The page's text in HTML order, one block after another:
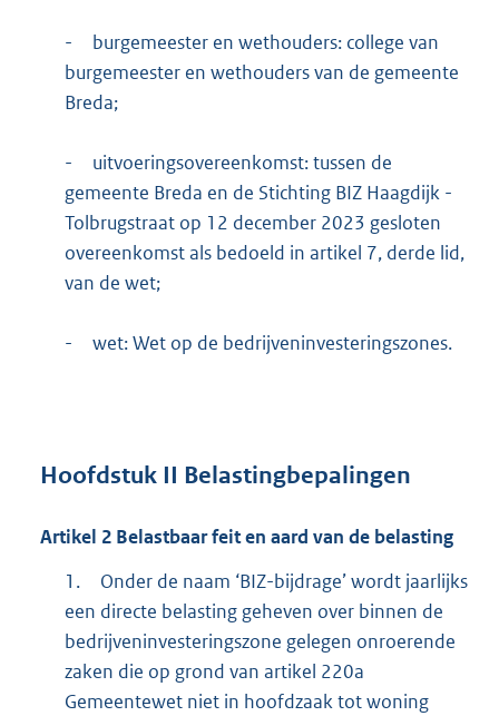
-
burgemeester en wethouders: college van
burgemeester en wethouders van de gemeente
Breda;
-
uitvoeringsovereenkomst: tussen de
gemeente Breda en de Stichting BIZ Haagdijk -
Tolbrugstraat op 12 december 2023 gesloten
overeenkomst als bedoeld in artikel 7, derde lid,
van de wet;
- wet: Wet op de bedrijveninvesteringszones.
Hoofdstuk II Belastingbepalingen
Artikel 2 Belastbaar feit en aard van de belasting
1.
Onder de naam ‘BIZ-bijdrage’ wordt jaarlijks
een directe belasting geheven over binnen de
bedrijveninvesteringszone gelegen onroerende
zaken die op grond van artikel 220a
Gemeentewet niet in hoofdzaak tot woning